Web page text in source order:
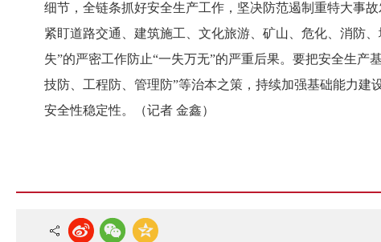
细节，全链条抓好安全生产工作，坚决防范遏制重特大事
紧盯道路交通、建筑施工、文化旅游、矿山、危化、消防
失”的严密工作防止“一失万无”的严重后果。要把安全生产
技防、工程防、管理防”等治本之策，持续加强基础能力
安全性稳定性。（记者 金鑫）